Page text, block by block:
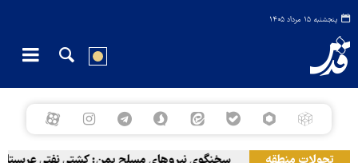
پنجشنبه ۱۵ مرداد ۱۴۰۵